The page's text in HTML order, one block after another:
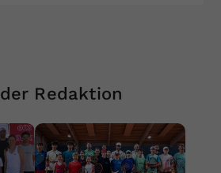
Redaktion